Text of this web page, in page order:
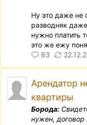
Ну это даже не
разводняк
нужно платить
это же ежу
83
Арендатор
квартиры
Борода:
нужен, договор